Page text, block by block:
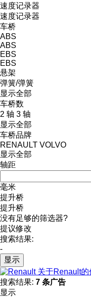
速度记录器
速度记录器
车桥
ABS
ABS
EBS
EBS
悬架
弹簧/弹簧
显示全部
车桥数
2 轴 3 轴
显示全部
车桥品牌
RENAULT VOLVO
显示全部
轴距
毫米
提升桥
提升桥
没有足够的筛选器?
提议修改
搜索结果:
-
显示
关于Renault的
搜索结果: 7 条广告
显示